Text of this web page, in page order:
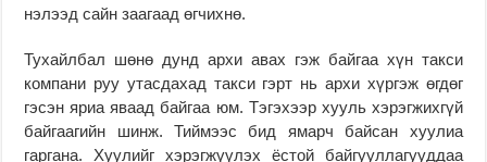
нэлээд сайн заагаад өгчихнө.
Тухайлбал шөнө дунд архи авах гэж байгаа хүн такси
компани руу утасдахад такси гэрт нь архи хүргэж өгдөг
гэсэн яриа яваад байгаа юм. Тэгэхээр хууль хэрэгжихгүй
байгаагийн шинж. Тиймээс бид ямарч байсан хуулиа
гаргана. Хуулийг хэрэгжүүлэх ёстой байгууллагууддаа